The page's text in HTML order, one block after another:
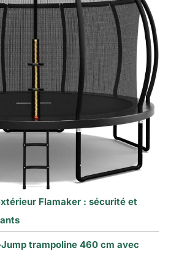
Flamaker : sécurité et
trampoline 460 cm avec